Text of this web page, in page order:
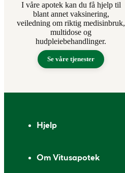
I våre apotek kan du få hjelp til
blant annet vaksinering,
veiledning om riktig medisinbruk,
multidose og
hudpleiebehandlinger.
Se våre tjenester
Hjelp
Om Vitusapotek